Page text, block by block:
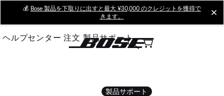
Main
💰 Bose 製品を下取りに出すと最大 ¥30,000 のクレジットを獲得で
きます。
ヘルプセンター 注文 製品サポート
製品サポート